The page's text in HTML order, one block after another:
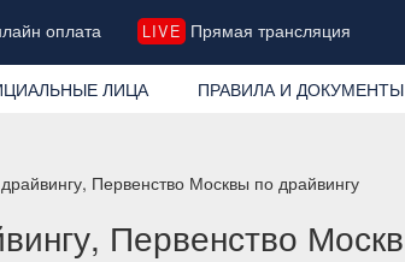
оплата LIVE Прямая трансляция
ЛИЦА ПРАВИЛА И ДОКУМЕНТЫ
Первенство Москвы по драйвингу
Первенство